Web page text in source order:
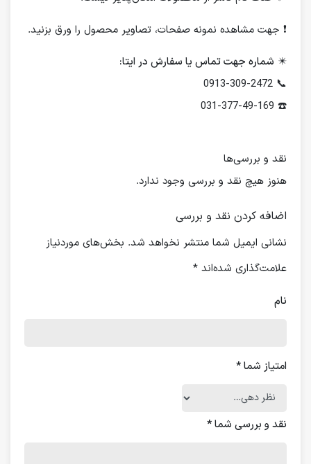
❗️ جهت مشاهده نمونه صفحات، تصاویر محصول را ورق بزنید.
✴️ شماره جهت تماس یا سفارش در ایتا:
📞 0913-309-2472
☎️ 031-377-49-169
نقد و بررسی‌ها
هنوز هیچ نقد و بررسی وجود ندارد.
اضافه کردن نقد و بررسی
نشانی ایمیل شما منتشر نخواهد شد. بخش‌های موردنیاز
علامت‌گذاری شده‌اند *
نام
امتیاز شما*
نقد و بررسی شما*